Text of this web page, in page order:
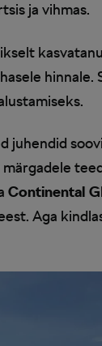
ja vihmas.
hinnale.
juhendid
Continental
Aga